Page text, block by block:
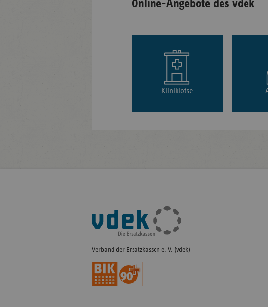
Online-Angebote des vdek
Kliniklotse
Fußleisten-
Navigation
Verband der Ersatzkassen e. V. (vdek)